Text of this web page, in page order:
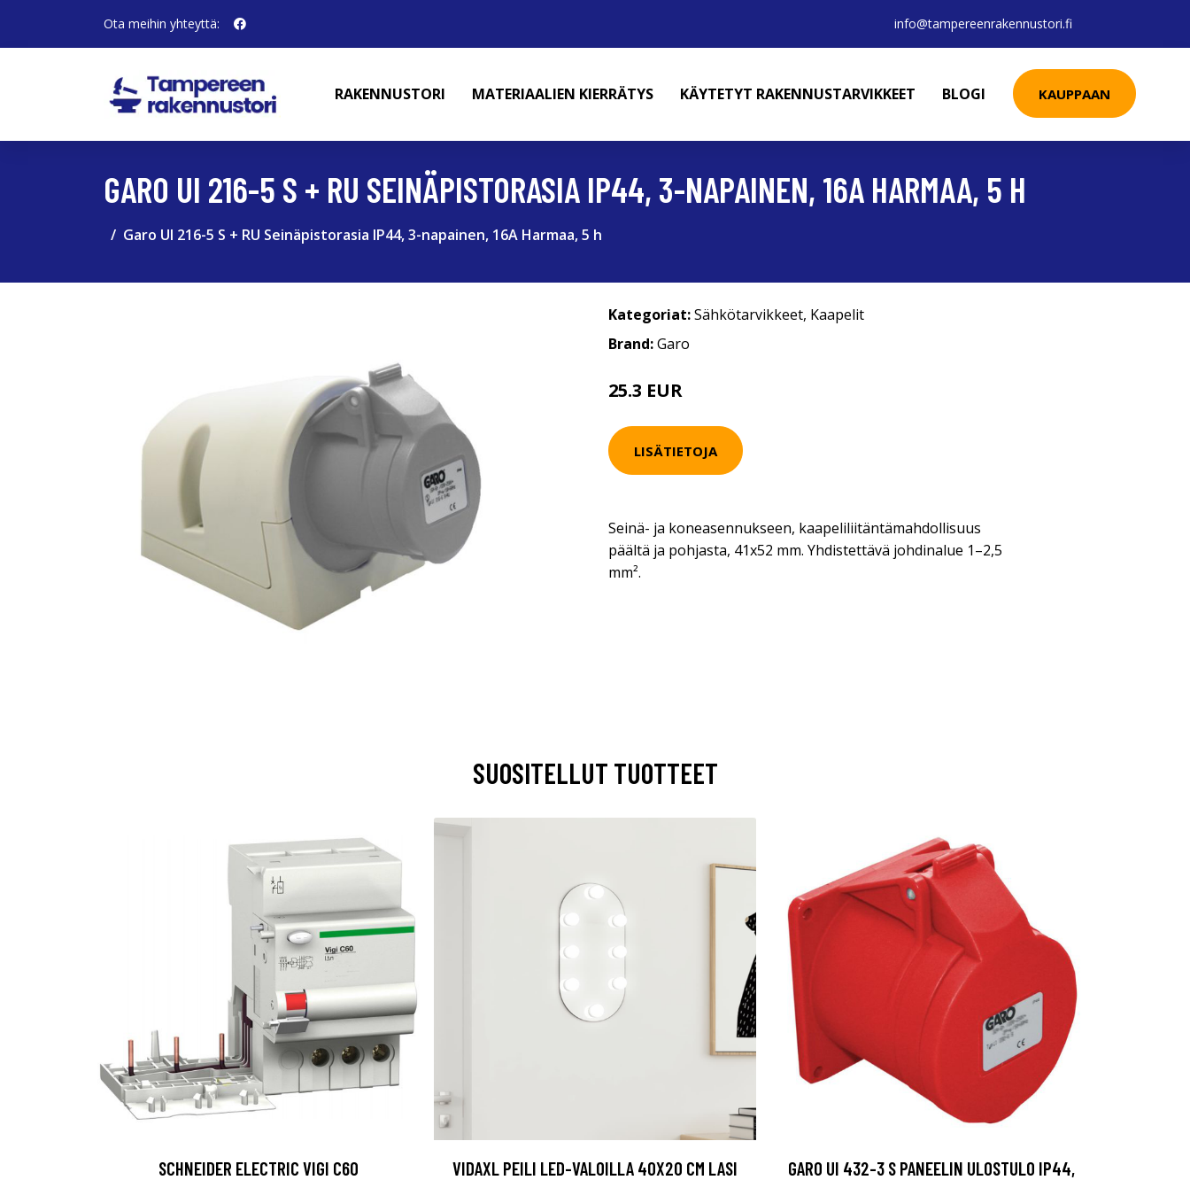
Ota meihin yhteyttä: info@tampereenrakennustori.fi
RAKENNUSTORI MATERIAALIEN KIERRÄTYS KÄYTETYT RAKENNUSTARVIKKEET BLOGI KAUPPAAN
GARO UI 216-5 S + RU SEINÄPISTORASIA IP44, 3-NAPAINEN, 16A HARMAA, 5 H
Garo UI 216-5 S + RU Seinäpistorasia IP44, 3-napainen, 16A Harmaa, 5 h
Kategoriat:Sähkötarvikkeet, Kaapelit
Brand:Garo
25.3 EUR
LISÄTIETOJA
Seinä- ja koneasennukseen, kaapeliliitäntämahdollisuus
päältä ja pohjasta, 41x52 mm. Yhdistettävä johdinalue 1–2,5
mm².
SUOSITELLUT TUOTTEET
SCHNEIDER ELECTRIC VIGI C60
VIDAXL PEILI LED-VALOILLA 40X20 CM LASI
GARO UI 432-3 S PANEELIN ULOSTULO IP44,